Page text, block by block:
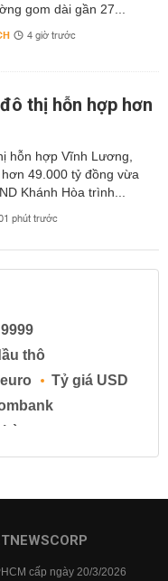
gom dài gần 27...
4 giờ trước
thị hỗn hợp hơn
hỗn hợp Vĩnh Lương,
49.000 tỷ đồng vừa
Khánh Hòa trình...
phút trước
thô
Tỷ giá USD
gửi
cấp ngày 20/3/2026